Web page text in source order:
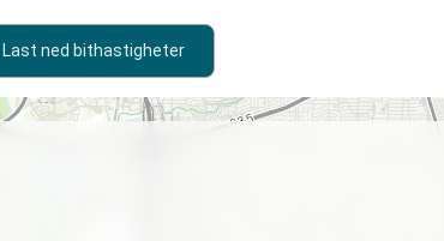
Last ned bithastigheter